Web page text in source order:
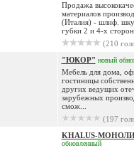
Продажа
материалов
(Италия) - шлиф.
губки 2 и 4-х
(210
"ЮКОР" новый
Mебель для дома,
гостиницы
других ведущих
зарубежных
смож...
(197
KHALUS-
обновленный